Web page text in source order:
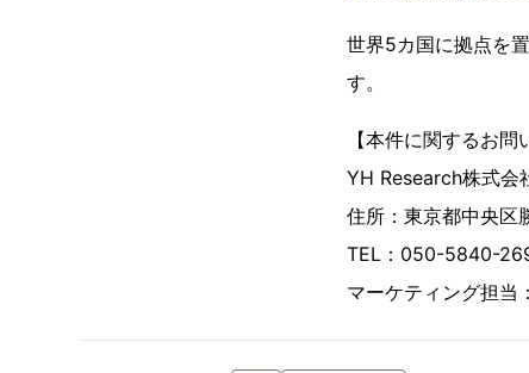
世界5カ国に拠点を
す。
【本件に関するお問
YH Research株式会
住所：東京都中央区
TEL：050-5840-
マーケティング担当：